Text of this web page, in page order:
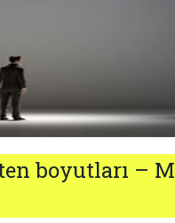
boyutları – M.